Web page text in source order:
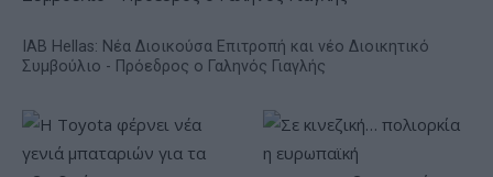
IAB Hellas: Νέα Διοικούσα Επιτροπή και νέο Διοικητικό
Συμβούλιο - Πρόεδρος ο Γαληνός Γιαγλής